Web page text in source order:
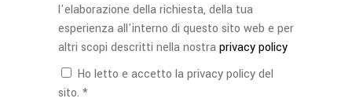
l'elaborazione della richiesta, della tua
esperienza all'interno di questo sito web e per
altri scopi descritti nella nostraprivacy policy
Ho letto e accetto la privacy policy del
sito. *